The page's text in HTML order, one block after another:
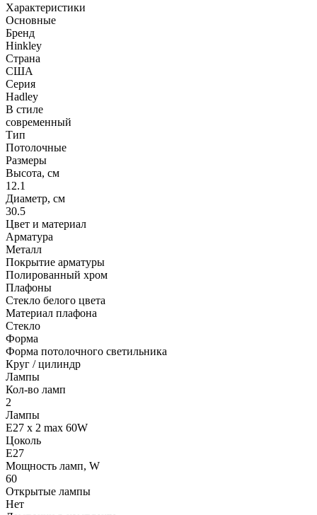
Характеристики
Основные
Бренд
Hinkley
Страна
США
Серия
Hadley
В стиле
современный
Тип
Потолочные
Размеры
Высота, см
12.1
Диаметр, см
30.5
Цвет и материал
Арматура
Металл
Покрытие арматуры
Полированный хром
Плафоны
Стекло белого цвета
Материал плафона
Стекло
Форма
Форма потолочного светильника
Круг / цилиндр
Лампы
Кол-во ламп
2
Лампы
E27 x 2 max 60W
Цоколь
E27
Мощность ламп, W
60
Открытые лампы
Нет